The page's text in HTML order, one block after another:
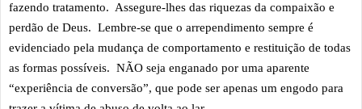
fazendo tratamento. Assegure-lhes das riquezas da compaixão e
perdão de Deus. Lembre-se que o arrependimento sempre é
evidenciado pela mudança de comportamento e restituição de todas
as formas possíveis. NÃO seja enganado por uma aparente
“experiência de conversão”, que pode ser apenas um engodo para